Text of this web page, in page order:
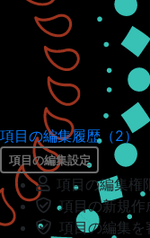
項目の編集履歴（2）
項目の編集設定
項目の編集
項目の新規作
項目の編集を